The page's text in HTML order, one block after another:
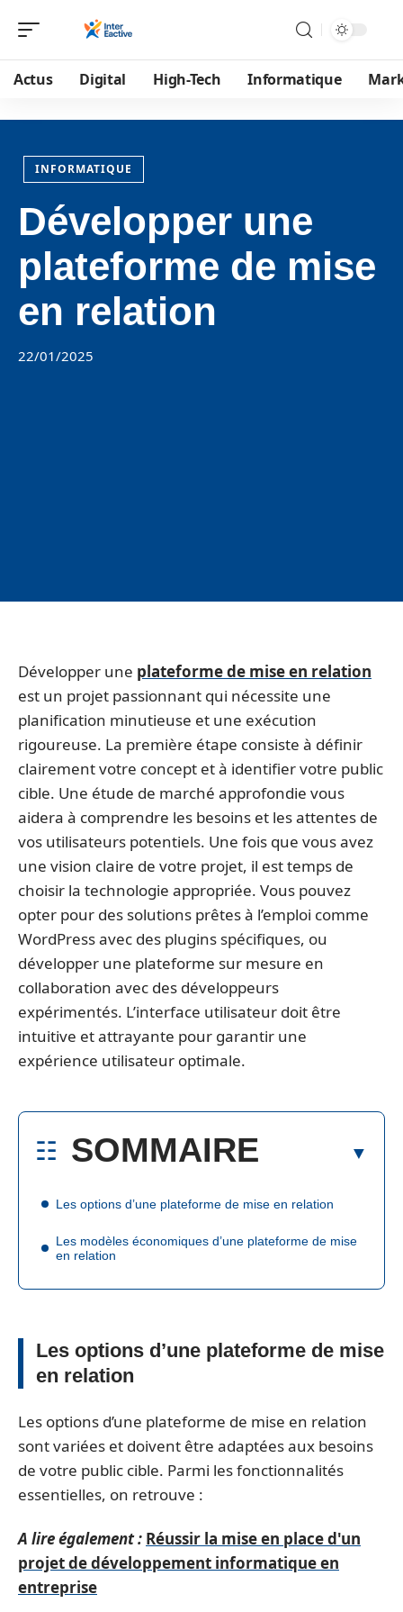
Actus Digital High-Tech Informatique
INFORMATIQUE
Développer une
plateforme de mise
en relation
22/01/2025
Développer une plateforme de mise en relation
est un projet passionnant qui nécessite une
planification minutieuse et une exécution
rigoureuse. La première étape consiste à définir
clairement votre concept et à identifier votre public
cible. Une étude de marché approfondie vous
aidera à comprendre les besoins et les attentes de
vos utilisateurs potentiels. Une fois que vous avez
une vision claire de votre projet, il est temps de
choisir la technologie appropriée. Vous pouvez
opter pour des solutions prêtes à l’emploi comme
WordPress avec des plugins spécifiques, ou
développer une plateforme sur mesure en
collaboration avec des développeurs
expérimentés. L’interface utilisateur doit être
intuitive et attrayante pour garantir une
expérience utilisateur optimale.
SOMMAIRE
Les options d’une plateforme de mise en relation
Les modèles économiques d’une plateforme de mise
en relation
Les options d’une plateforme de mise
en relation
Les options d’une plateforme de mise en relation
sont variées et doivent être adaptées aux besoins
de votre public cible. Parmi les fonctionnalités
essentielles, on retrouve :
A lire également : Réussir la mise en place d'un
projet de développement informatique en
entreprise